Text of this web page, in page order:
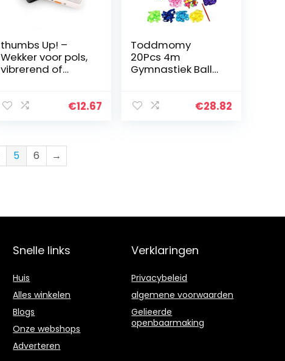
thumbs Up! –
Wekker voor pols,
vibrerend of
verlicht display –
€12.67
Toddmomy
20Pcs 4m
Gymnastiek Ballet
Danslint Twirling
€28.82
5 6 →
Snelle links
Huis
Alles winkelen
Blogs
Onze webshops
Adverteren
Verklaringen
Privacybeleid
algemene voorwaarden
Gelieerde
openbaarmaking